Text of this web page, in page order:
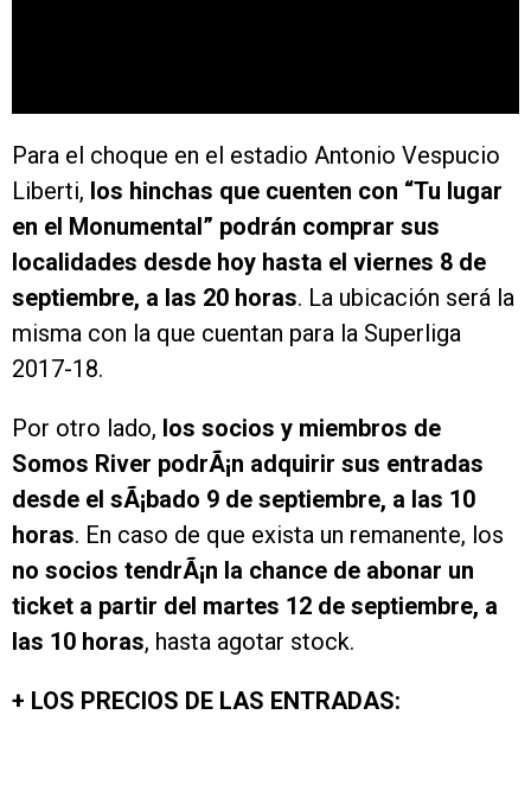
Para el choque en el estadio Antonio Vespucio
Liberti, los hinchas que cuenten con “Tu lugar
en el Monumental” podrán comprar sus
localidades desde hoy hasta el viernes 8 de
septiembre, a las 20 horas. La ubicación será la
misma con la que cuentan para la Superliga
2017-18.
Por otro lado, los socios y miembros de
Somos River podrÃ¡n adquirir sus entradas
desde el sÃ¡bado 9 de septiembre, a las 10
horas. En caso de que exista un remanente, los
no socios tendrÃ¡n la chance de abonar un
ticket a partir del martes 12 de septiembre, a
las 10 horas, hasta agotar stock.
+ LOS PRECIOS DE LAS ENTRADAS: